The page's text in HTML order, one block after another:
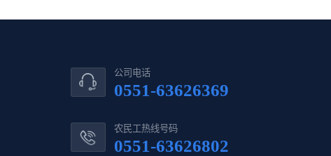
公司电话
0551-63626369
农民工热线号码
0551-63626802